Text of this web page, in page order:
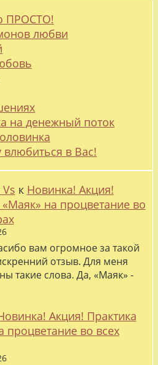
ПРОСТО!
любви
на денежный поток
в Вас!
к Новинка! Акция!
«Маяк» на процветание во
вам огромное за такой
отзыв. Для меня
такие слова. Да, «Маяк» -
Акция! Практика
процветание во всех